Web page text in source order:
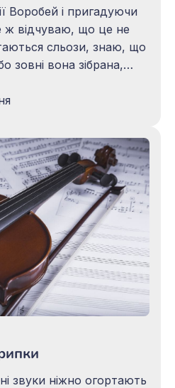
Воробей і пригадуючи
ж відчуваю, що це не
сльози, знаю, що
зовні вона зібрана,
і не проявляє
і не
звуки ніжно огортають